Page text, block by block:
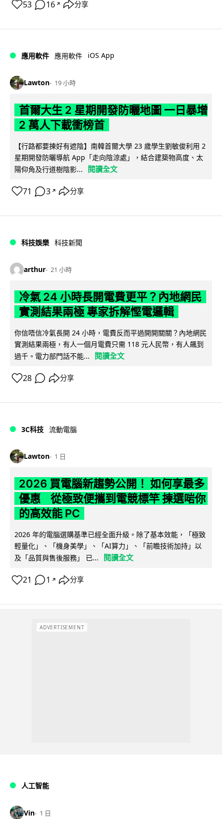
53 16 ↗ 分享
應用軟件 應用軟件 iOS App
Lawton 19 小時
首爾大生 2 星期開發防曬地圖 一日暴增
2 萬人下載衝榜首
【行路都要揀好有遮陰】南韓首爾大學 23 歲學生劉敏俊利用 2
星期開發防曬導航 App「走向陰涼處」，結合建築物高度、太
陽仰角及行道樹陰影...
閱讀全文
71 3 ↗ 分享
科技娛樂 科技新聞
arthur 21 小時
冷氣 24 小時長開電費更平？內地網民
實測結果兩極 專家拆解慳電邏輯
你信唔信冷氣長開 24 小時，電費反而平過開開關關？內地網民
實測結果兩極，有人一個月電費只需 118 元人民幣，有人飆到
過千。電力部門話不能...
閱讀全文
28 分享
3C科技 流動電腦
Lawton 1 日
2026 買電腦新趨勢公開！ 如何享最多
優惠 從極致便攜到電競標竿 揀選啱你
的高效能 PC
2026 年的電腦選購基準已經全面升級。除了基本效能，「極致
輕量化」、「機身美學」、「AI算力」、「前瞻技術加持」以
及「品質與售後服務」 已...
閱讀全文
21 1 ↗ 分享
ADVERTISEMENT
人工智能
Vin 1 日